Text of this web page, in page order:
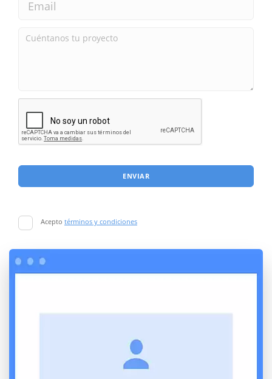
ENVIAR
Acepto términos y condiciones